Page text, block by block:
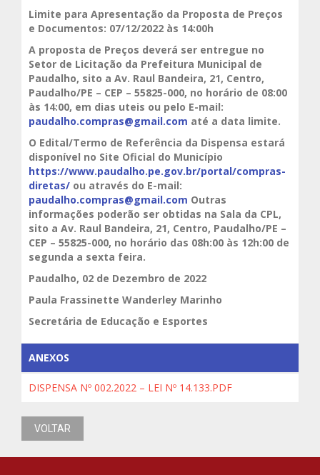
Limite para Apresentação da Proposta de Preços
e Documentos: 07/12/2022 às 14:00h
A proposta de Preços deverá ser entregue no
Setor de Licitação da Prefeitura Municipal de
Paudalho, sito a Av. Raul Bandeira, 21, Centro,
Paudalho/PE – CEP – 55825-000, no horário de 08:00
às 14:00, em dias uteis ou pelo E-mail:
paudalho.compras@gmail.com até a data limite.
O Edital/Termo de Referência da Dispensa estará
disponível no Site Oficial do Município
https://www.paudalho.pe.gov.br/portal/compras-
diretas/ ou através do E-mail:
paudalho.compras@gmail.com Outras
informações poderão ser obtidas na Sala da CPL,
sito a Av. Raul Bandeira, 21, Centro, Paudalho/PE –
CEP – 55825-000, no horário das 08h:00 às 12h:00 de
segunda a sexta feira.
Paudalho, 02 de Dezembro de 2022
Paula Frassinette Wanderley Marinho
Secretária de Educação e Esportes
ANEXOS
DISPENSA Nº 002.2022 – LEI Nº 14.133.PDF
VOLTAR